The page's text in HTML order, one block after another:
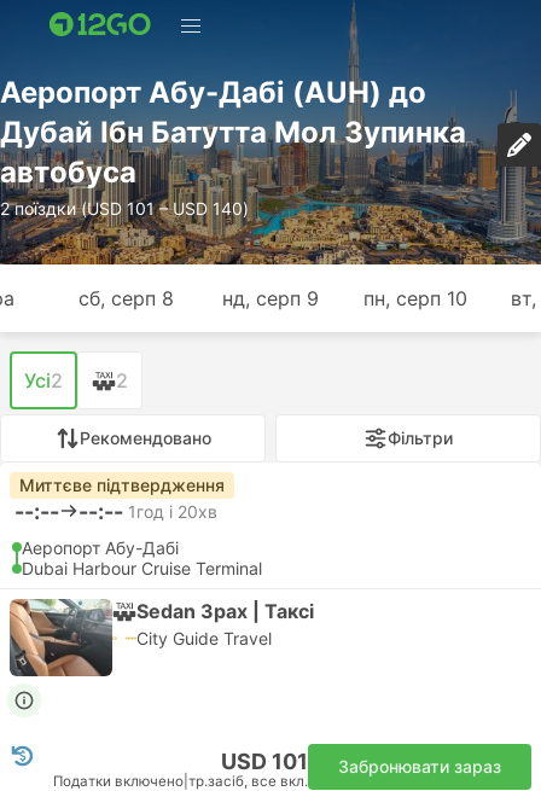
Аеропорт Абу-Дабі (AUH) до
Дубай Ібн Батутта Мол Зупинка
автобуса
2 поїздки (USD 101 – USD 140)
сб, серп 8 нд, серп 9 пн, серп 10
Усі2 2
Рекомендовано Фільтри
Миттєве підтвердження
--:-- --:-- 1год і 20хв
Аеропорт Абу-Дабі
Dubai Harbour Cruise Terminal
Sedan 3pax | Таксі
City Guide Travel
USD 101
Податки включено тр.засіб, все вкл.
Забронювати зараз